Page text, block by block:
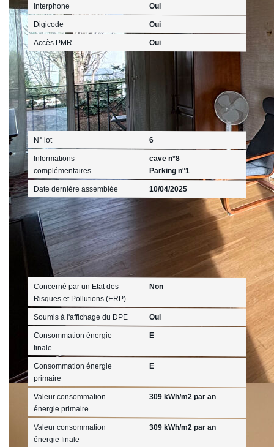
Interphone Oui
Digicode Oui
Accès PMR Oui
Mandat
N° lot 6
Informations
complémentaires
cave n°8
Parking n°1
Date dernière assemblée 10/04/2025
Diagnostics
Concerné par un Etat des
Risques et Pollutions (ERP)
Non
Soumis à l'affichage du DPE Oui
Consommation énergie
finale
E
Consommation énergie
primaire
E
Valeur consommation
énergie primaire
309 kWh/m2 par an
Valeur consommation
énergie finale
309 kWh/m2 par an